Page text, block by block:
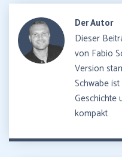
Der Autor
Dieser
von Fabio
Version
Schwabe
Geschichte
kompakt